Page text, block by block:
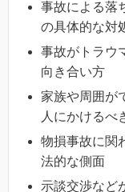
事故による落
の具体的な対
事故がトラウ
向き合い方
家族や周囲が
人にかけるべ
物損事故に関
法的な側面
示談交渉など